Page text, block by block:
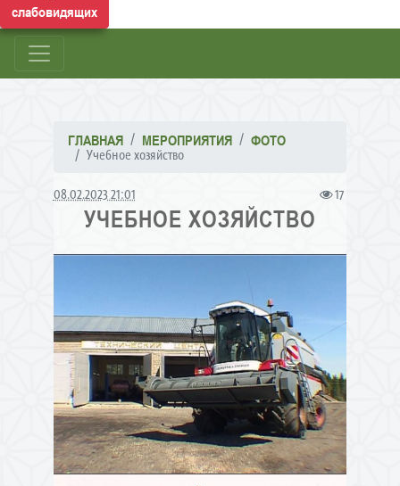
слабовидящих
ГЛАВНАЯ МЕРОПРИЯТИЯ ФОТО
Учебное хозяйство
08.02.2023 21:01 17
УЧЕБНОЕ ХОЗЯЙСТВО